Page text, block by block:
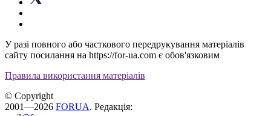
У разі повного або часткового передрукування матеріалів
сайту посилання на https://for-ua.com є обов'язковим
Правила використання матеріалів
© Copyright
2001—2026 FORUA. Редакція: